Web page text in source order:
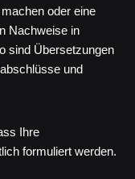
oder eine
Nachweise in
sind Übersetzungen
und
Ihre
formuliert werden.